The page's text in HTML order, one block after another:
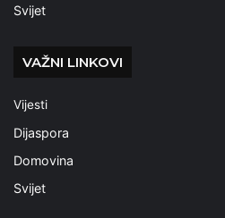
Svijet
VAŽNI LINKOVI
Vijesti
Dijaspora
Domovina
Svijet